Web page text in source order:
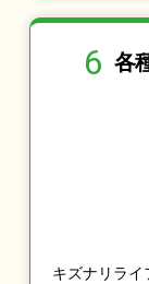
6 各
キズナリラ